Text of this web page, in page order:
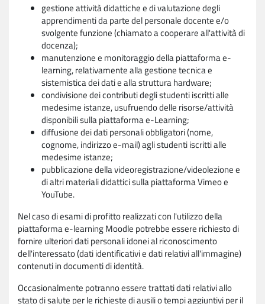
gestione attività didattiche e di valutazione degli
apprendimenti da parte del personale docente e/o
svolgente funzione (chiamato a cooperare all'attività di
docenza);
manutenzione e monitoraggio della piattaforma e-
learning, relativamente alla gestione tecnica e
sistemistica dei dati e alla struttura hardware;
condivisione dei contributi degli studenti iscritti alle
medesime istanze, usufruendo delle risorse/attività
disponibili sulla piattaforma e-Learning;
diffusione dei dati personali obbligatori (nome,
cognome, indirizzo e-mail) agli studenti iscritti alle
medesime istanze;
pubblicazione della videoregistrazione/videolezione e
di altri materiali didattici sulla piattaforma Vimeo e
YouTube.
Nel caso di esami di profitto realizzati con l'utilizzo della
piattaforma e-learning Moodle potrebbe essere richiesto di
fornire ulteriori dati personali idonei al riconoscimento
dell'interessato (dati identificativi e dati relativi all'immagine)
contenuti in documenti di identità.
Occasionalmente potranno essere trattati dati relativi allo
stato di salute per le richieste di ausili o tempi aggiuntivi per il